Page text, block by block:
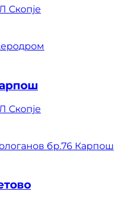
бр.76 Карпош